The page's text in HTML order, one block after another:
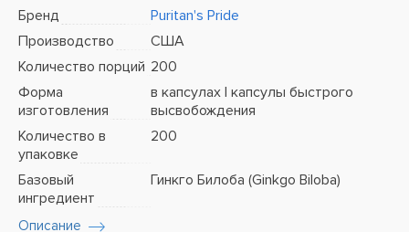
Бренд
Puritan's Pride
Производство
США
Количество порций 200
Форма
изготовления
в капсулах | капсулы быстрого
высвобождения
Количество в
упаковке
200
Базовый
ингредиент
Гинкго Билоба (Ginkgo Biloba)
Описание